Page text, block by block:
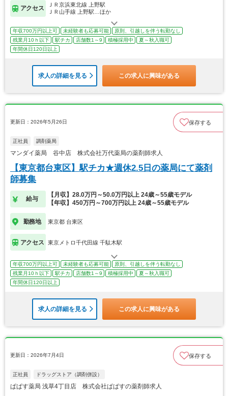
アクセス
ＪＲ京浜東北線 上野駅
ＪＲ山手線 上野駅…ほか
年収700万円以上可 未経験者も応募可能
原則、引越しを伴う転勤なし
残業月10ｈ以下
駅チカ 店舗数1～9 積極採用中
夏～秋入職可
年間休日120日以上
求人の詳細を見る この求人に興味がある
更新日：2026年5月26日 保存する
正社員 調剤薬局
マンダイ薬局 谷中店 株式会社万代薬局の薬剤師求人
【東京都台東区】駅チカ★週休2.5日の薬局にて薬剤
師募集
給与
【月収】28.0万円～50.0万円以上 24歳～55歳モデル
【年収】450万円～700万円以上 24歳～55歳モデル
勤務地 東京都 台東区
アクセス 東京メトロ千代田線 千駄木駅
年収700万円以上可 未経験者も応募可能
原則、引越しを伴う転勤なし
残業月10ｈ以下
駅チカ 店舗数1～9 積極採用中
夏～秋入職可
年間休日120日以上
求人の詳細を見る この求人に興味がある
更新日：2026年7月4日 保存する
正社員 ドラッグストア（調剤併設）
ぱぱす薬局 浅草4丁目店 株式会社ぱぱすの薬剤師求人